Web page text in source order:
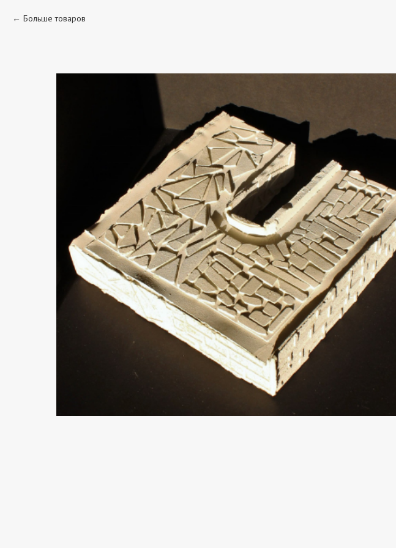
Больше товаров